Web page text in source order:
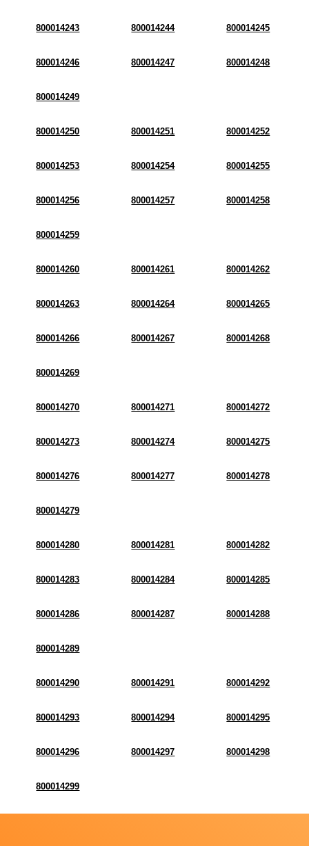
800014243 800014244 800014245
800014246 800014247 800014248
800014249
800014250 800014251 800014252
800014253 800014254 800014255
800014256 800014257 800014258
800014259
800014260 800014261 800014262
800014263 800014264 800014265
800014266 800014267 800014268
800014269
800014270 800014271 800014272
800014273 800014274 800014275
800014276 800014277 800014278
800014279
800014280 800014281 800014282
800014283 800014284 800014285
800014286 800014287 800014288
800014289
800014290 800014291 800014292
800014293 800014294 800014295
800014296 800014297 800014298
800014299